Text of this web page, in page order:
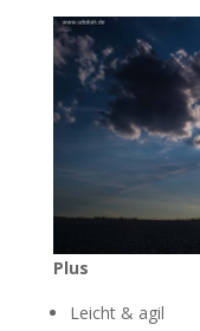
Plus
Leicht & agil